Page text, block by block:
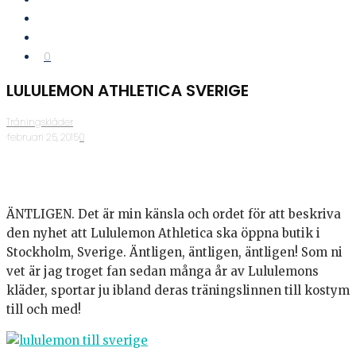
0
LULULEMON ATHLETICA SVERIGE
Träningskläder
·februari 25, 2015·0
ÄNTLIGEN. Det är min känsla och ordet för att beskriva
den nyhet att Lululemon Athletica ska öppna butik i
Stockholm, Sverige. Äntligen, äntligen, äntligen! Som ni
vet är jag troget fan sedan många år av Lululemons
kläder, sportar ju ibland deras träningslinnen till kostym
till och med!